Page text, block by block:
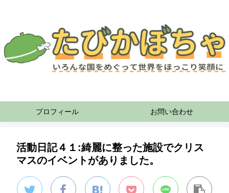
プロフィール お問い合わせ
活動日記４１:綺麗に整った施設でクリス
マスのイベントがありました。